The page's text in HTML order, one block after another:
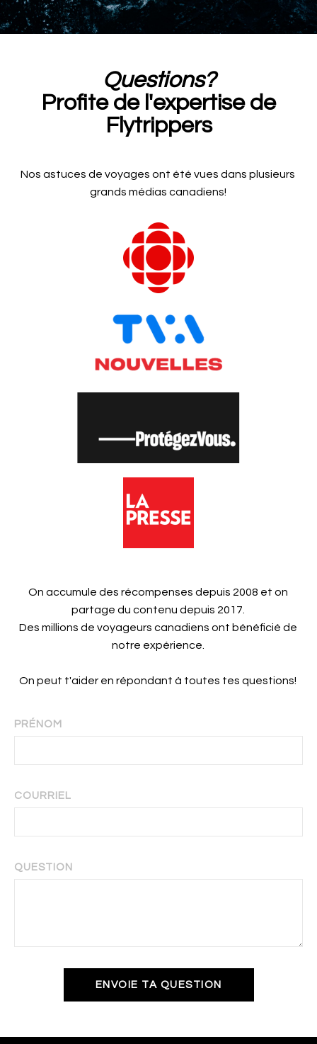
Questions?
Profite de l'expertise de
Flytrippers
Nos astuces de voyages ont été vues dans plusieurs
grands médias canadiens!
On accumule des récompenses depuis 2008 et on
partage du contenu depuis 2017.
Des millions de voyageurs canadiens ont bénéficié de
notre expérience.
On peut t'aider en répondant à toutes tes questions!
PRÉNOM
COURRIEL
QUESTION
ENVOIE TA QUESTION